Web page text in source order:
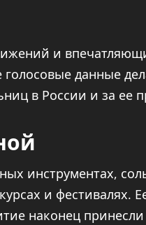
и
данные
в России и за ее
инструментах,
и фестивалях.
наконец принесли